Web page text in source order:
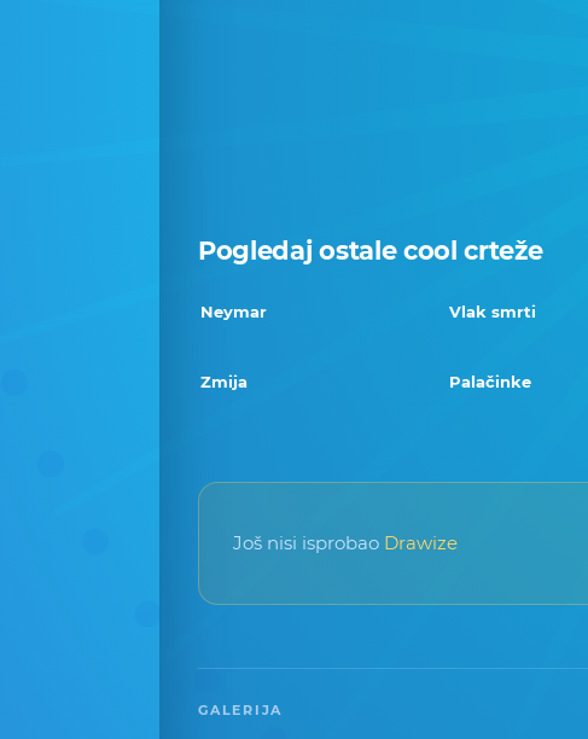
Pogledaj ostale cool crteže
Neymar Vlak smrti
Zmija Palačinke
Još nisi isprobao Drawize
GALERIJA